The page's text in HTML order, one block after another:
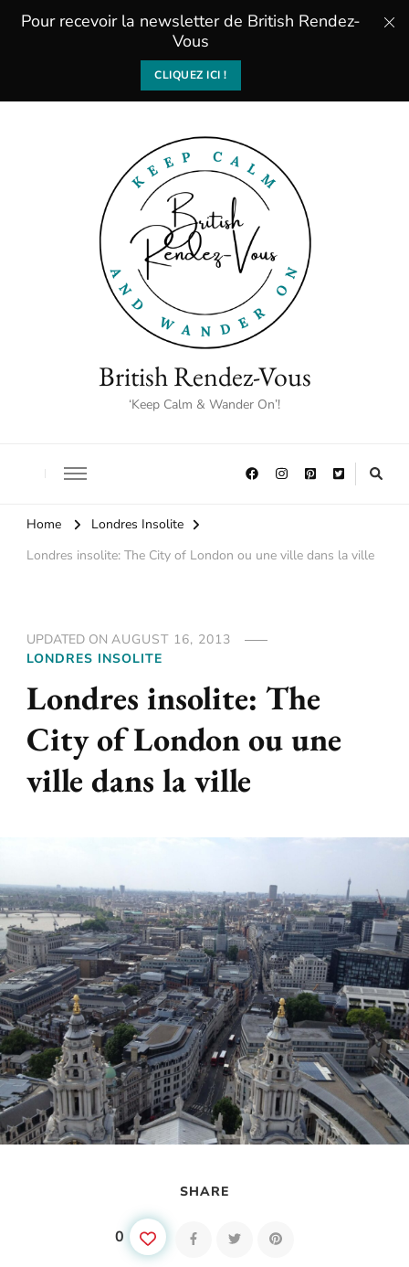
Pour recevoir la newsletter de British Rendez-
Vous
CLIQUEZ ICI !
British Rendez-Vous
‘Keep Calm & Wander On’!
Home
Londres Insolite
Londres insolite: The City of London ou une ville dans la ville
UPDATED ON AUGUST 16, 2013
LONDRES INSOLITE
Londres insolite: The
City of London ou une
ville dans la ville
SHARE
0